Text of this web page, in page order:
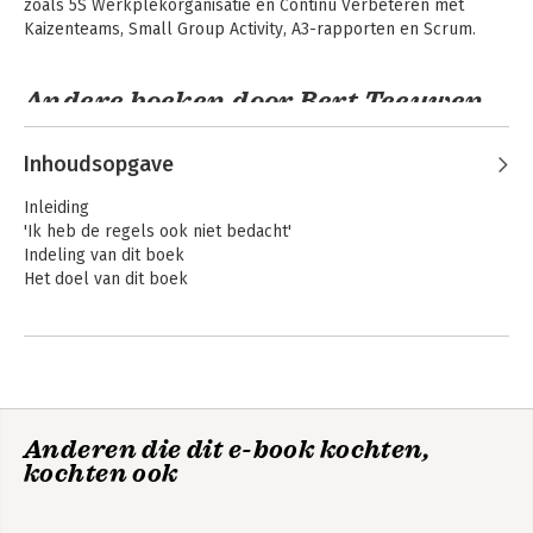
zoals 5S Werkplekorganisatie en Continu Verbeteren met
Kaizenteams, Small Group Activity, A3-rapporten en Scrum.
Andere boeken door Bert Teeuwen
Inhoudsopgave
Inleiding
'Ik heb de regels ook niet bedacht'
Indeling van dit boek
Het doel van dit boek
6. Mobiliseer medewerkers
7. Elke dag continu verbeteren
Anderen die dit e-book kochten,
kochten ook